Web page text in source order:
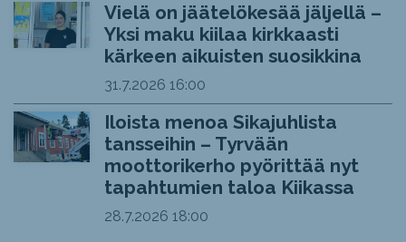
Vielä on jäätelökesää jäljellä –
Yksi maku kiilaa kirkkaasti
kärkeen aikuisten suosikkina
31.7.2026 16:00
Iloista menoa Sikajuhlista
tansseihin – Tyrvään
moottorikerho pyörittää nyt
tapahtumien taloa Kiikassa
28.7.2026 18:00